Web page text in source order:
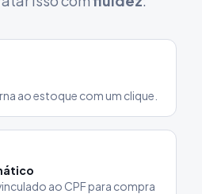
ao estoque com um clique.
ao CPF para compra